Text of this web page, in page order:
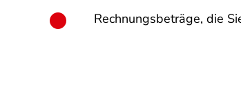
Rechnungsbeträge, die